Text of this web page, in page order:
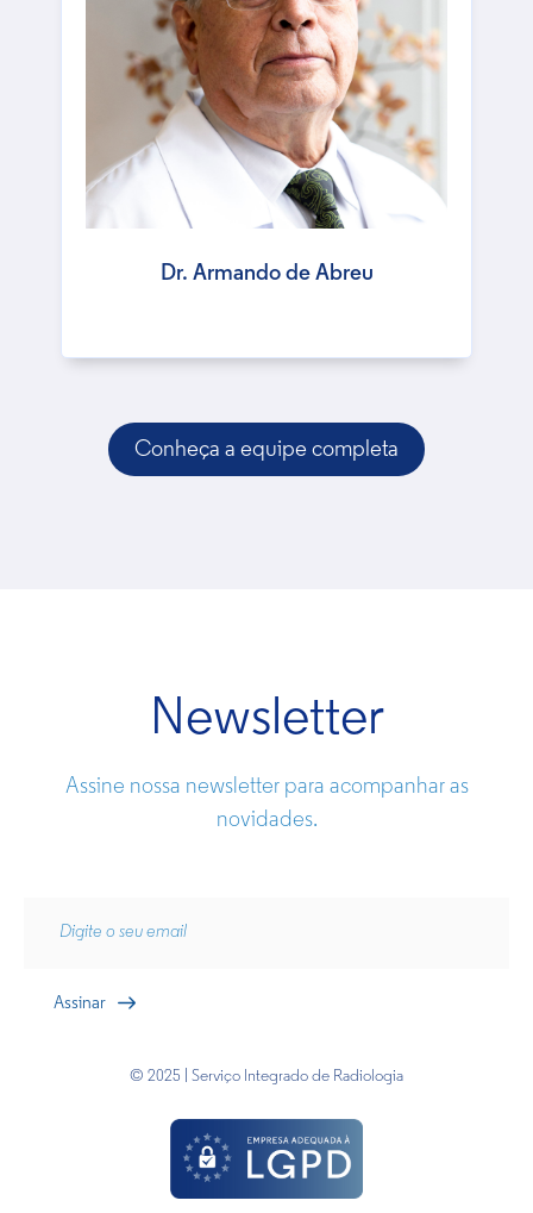
Dr. Armando de Abreu
Dr. Breno Schmitt Dreger
Conheça a equipe completa
Newsletter
Assine nossa newsletter para acompanhar as
novidades.
© 2025 | Serviço Integrado de Radiologia